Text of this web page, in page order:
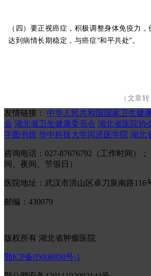
（四）要正视癌症，积极调整身体免疫力，
达到病情长期稳定，与癌症“和平共处”。
（文章
友情链接：
中华人民共和国国家卫生健
会 湖北省卫生健康委员会 湖北省医院协
字图书馆 华中科技大学同济医学院 湖北
咨询电话：027-87676792（工作时间）；
间、夜间、节假日）
医院地址：武汉市洪山区卓刀泉南路116
邮编：430079
版权所有 湖北省肿瘤医院
鄂ICP备05008890号-1